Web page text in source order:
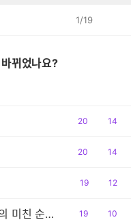
1/19
뀌었나요?
공
20
댓
14
공
20
댓
14
공
19
댓
12
영화 아니고 실제 상황. 제트보트의 미친 순발력
공
19
댓
10